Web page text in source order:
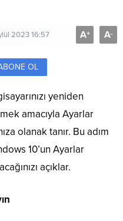
2023 16:57 A+ A-
OL
yeniden
amacıyla Ayarlar
olanak tanır. Bu adım
10’un Ayarlar
açıklar.